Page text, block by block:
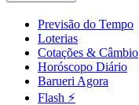
Previsão do Tempo
Loterias
Cotações & Câmbio
Horóscopo Diário
Barueri Agora
Flash ⚡